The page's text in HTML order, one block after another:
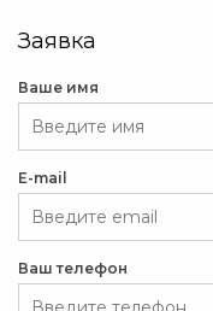
Заявка
Ваше имя
E-mail
Ваш телефон